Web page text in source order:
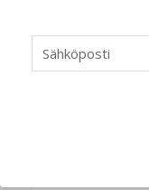
Yli miljoona
ilmanvaihtoa